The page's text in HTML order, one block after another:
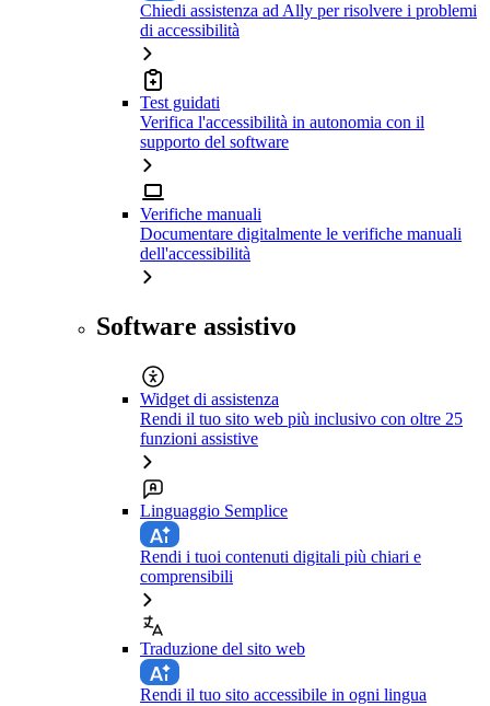
Chiedi assistenza ad Ally per risolvere i problemi
di accessibilità
Test guidati
Verifica l'accessibilità in autonomia con il
supporto del software
Verifiche manuali
Documentare digitalmente le verifiche manuali
dell'accessibilità
Software assistivo
Widget di assistenza
Rendi il tuo sito web più inclusivo con oltre 25
funzioni assistive
Linguaggio Semplice
Rendi i tuoi contenuti digitali più chiari e
comprensibili
Traduzione del sito web
Rendi il tuo sito accessibile in ogni lingua